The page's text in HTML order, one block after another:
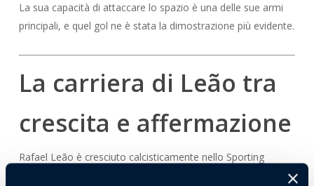
La sua capacità di attaccare lo spazio è una delle sue armi
principali, e quel gol ne è stata la dimostrazione più evidente.
La carriera di Leão tra
crescita e affermazione
Rafael Leão è cresciuto calcisticamente nello Sporting